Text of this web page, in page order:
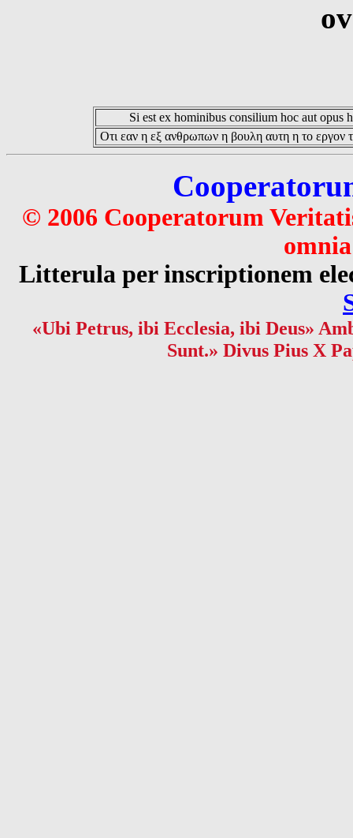
Si est ex hominibus consilium hoc aut opus
Οτι εαν η εξ ανθρωπων η βουλη αυτη η το εργον
© 2006 Cooperatorum
Litterula per inscriptionem
«Ubi Petrus, ibi Ecclesia, ibi Deus»
Sunt.» Divus Pius X